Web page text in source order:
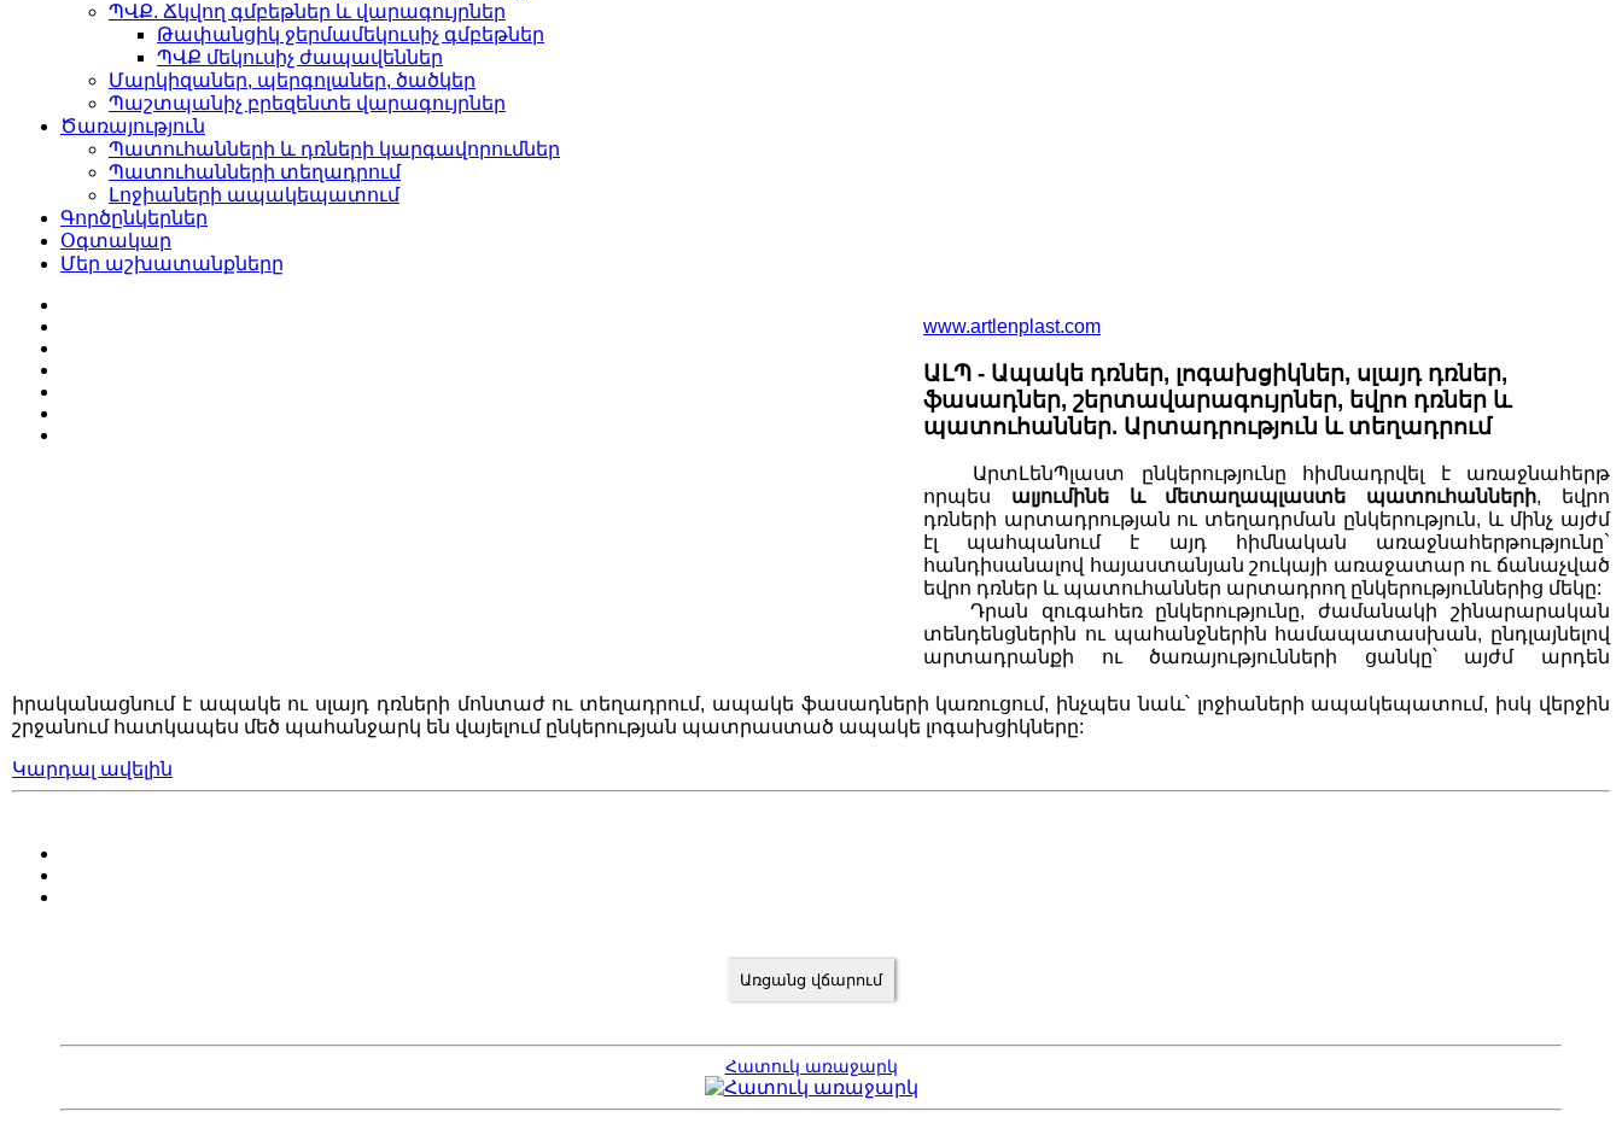
ՊՎՔ. Ճկվող գմբեթներ և վարագույրներ
Թափանցիկ ջերմամեկուսիչ գմբեթներ
ՊՎՔ մեկուսիչ ժապավեններ
Մարկիզաներ, պերգոլաներ, ծածկեր
Պաշտպանիչ բրեզենտե վարագույրներ
Ծառայություն
Պատուհանների և դռների կարգավորումներ
Պատուհանների տեղադրում
Լոջիաների ապակեպատում
Գործընկերներ
Օգտակար
Մեր աշխատանքները
www.artlenplast.com
ԱԼՊ - Ապակե դռներ, լոգախցիկներ, սլայդ դռներ,
ֆասադներ, շերտավարագույրներ, եվրո դռներ և
պատուհաններ. Արտադրություն և տեղադրում
ԱրտԼենՊլաստ ընկերությունը հիմնադրվել է առաջնահերթ
որպես ալյումինե և մետաղապլաստե պատուհանների, եվրո
դռների արտադրության ու տեղադրման ընկերություն, և մինչ այժմ
էլ պահպանում է այդ հիմնական առաջնահերթությունը`
հանդիսանալով հայաստանյան շուկայի առաջատար ու ճանաչված
եվրո դռներ և պատուհաններ արտադրող ընկերություններից մեկը:
Դրան զուգահեռ ընկերությունը, ժամանակի շինարարական
տենդենցներին ու պահանջներին համապատասխան, ընդլայնելով
արտադրանքի ու ծառայությունների ցանկը՝ այժմ արդեն
իրականացնում է ապակե ու սլայդ դռների մոնտաժ ու տեղադրում, ապակե ֆասադների կառուցում, ինչպես նաև՝ լոջիաների ապակեպատում, իսկ վերջին
շրջանում հատկապես մեծ պահանջարկ են վայելում ընկերության պատրաստած ապակե լոգախցիկները:
Կարդալ ավելին
Հատուկ առաջարկ